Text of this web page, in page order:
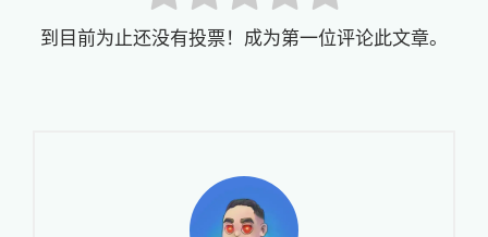
到目前为止还没有投票！成为第一位评论此文章。